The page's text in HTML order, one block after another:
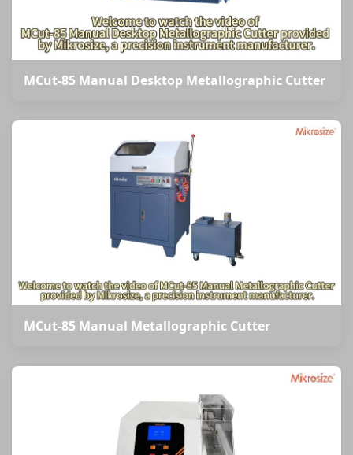
MCut-85 Manual Desktop Metallographic Cutter
MCut-85 Manual Metallographic Cutter